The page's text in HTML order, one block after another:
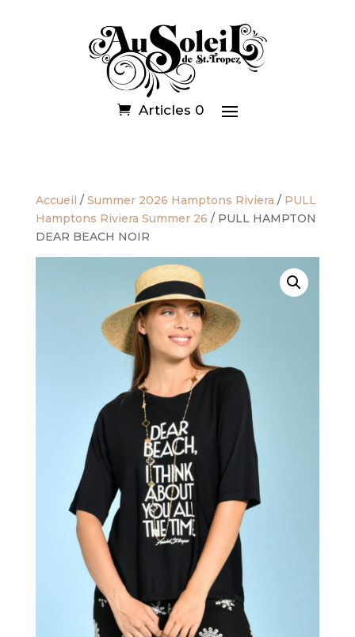
Articles 0
Accueil / Summer 2026 Hamptons Riviera / PULL
Hamptons Riviera Summer 26 / PULL HAMPTON
DEAR BEACH NOIR